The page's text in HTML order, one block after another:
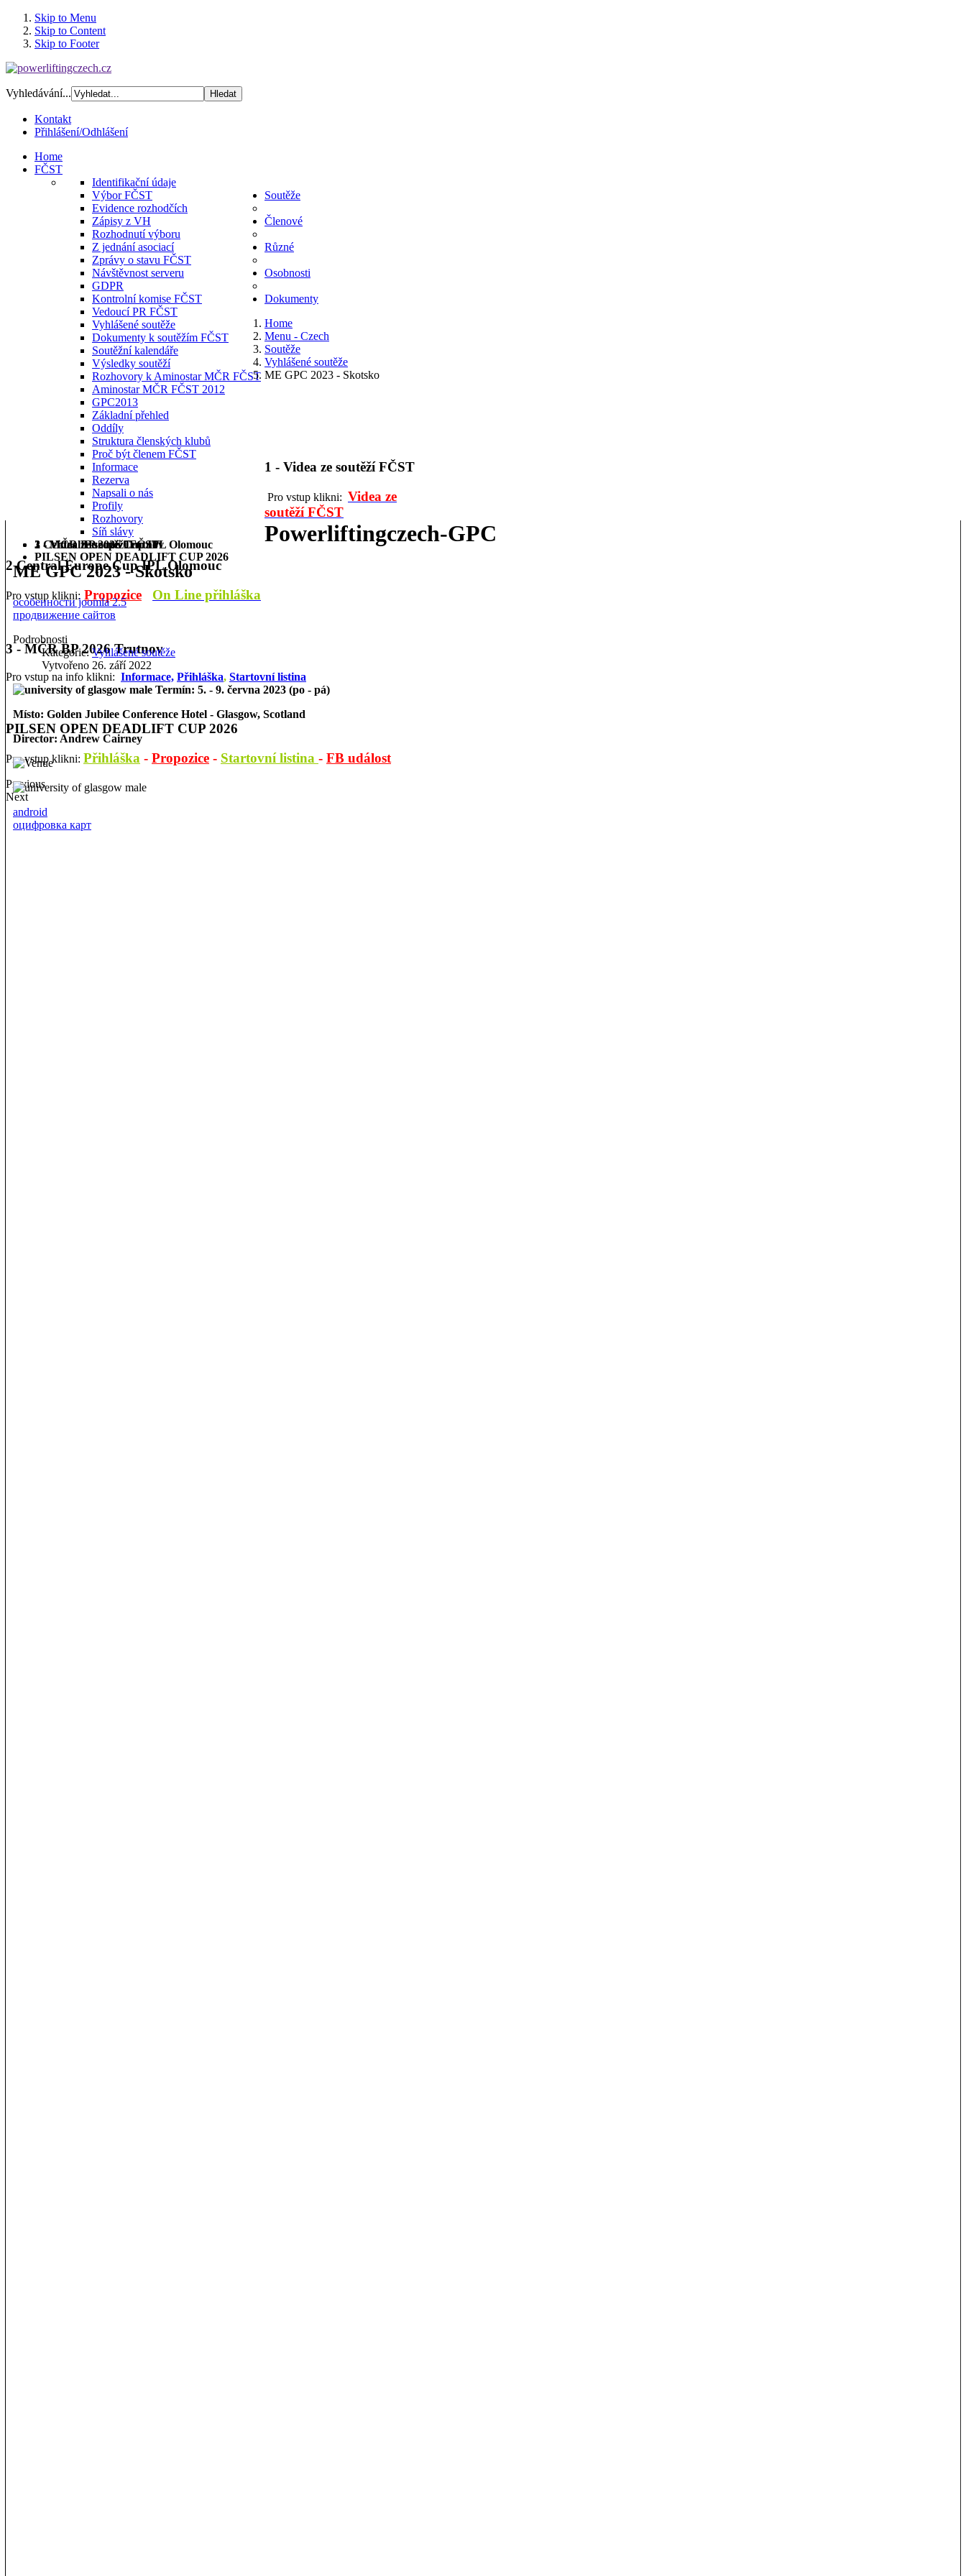
Skip to Menu
Skip to Content
Skip to Footer
Vyhledávání...
Kontakt
Přihlášení/Odhlášení
Home
FČST
Identifikační údaje
Výbor FČST
Evidence rozhodčích
Zápisy z VH
Rozhodnutí výboru
Z jednání asociací
Zprávy o stavu FČST
Návštěvnost serveru
GDPR
Kontrolní komise FČST
Vedoucí PR FČST
Soutěže
Vyhlášené soutěže
Dokumenty k soutěžím FČST
Soutěžní kalendáře
Výsledky soutěží
Rozhovory k Aminostar MČR FČST
Aminostar MČR FČST 2012
GPC2013
Členové
Základní přehled
Oddíly
Struktura členských klubů
Proč být členem FČST
Různé
Informace
Rezerva
Osobnosti
Napsali o nás
Profily
Rozhovory
Síň slávy
Dokumenty
Home
Menu - Czech
Soutěže
Vyhlášené soutěže
ME GPC 2023 - Skotsko
1 - Videa ze soutěží FČST
2 Central Europe Cup IPL Olomouc
3 - MČR BP 2026 Trutnov
PILSEN OPEN DEADLIFT CUP 2026
1 - Videa ze soutěží FČST
Pro vstup klikni: Videa ze
soutěží FČST
2 Central Europe Cup IPL Olomouc
Pro vstup klikni: Propozice On Line přihláška
3 - MČR BP 2026 Trutnov
Pro vstup na info klikni: Informace, Přihláška, Startovní listina
PILSEN OPEN DEADLIFT CUP 2026
Pro vstup klikni: Přihláška - Propozice - Startovní listina - FB událost
Previous
Next
Powerliftingczech-GPC
ME GPC 2023 - Skotsko
особенности joomla 2.5
продвижение сайтов
Podrobnosti
Kategorie:Vyhlášené soutěže
Vytvořeno 26. září 2022
Termín: 5. - 9. června 2023 (po - pá)
Místo: Golden Jubilee Conference Hotel - Glasgow, Scotland
Director: Andrew Cairney
android
оцифровка карт